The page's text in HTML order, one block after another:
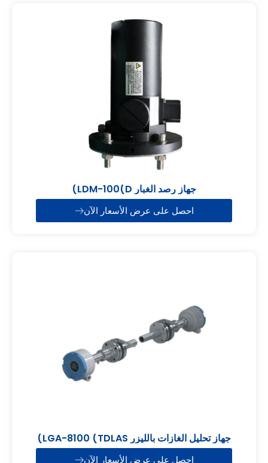
جهاز رصد الغبار LDM-100(D)
احصل على عرض الأسعار الآن
جهاز تحليل الغازات بالليزر LGA-8100 (TDLAS)
احصل على عرض الأسعار الآن